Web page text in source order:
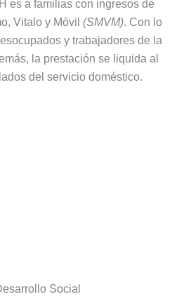
es a familias con ingresos de
Vitalo y Móvil (SMVM). Con lo
y trabajadores de la
la prestación se liquida al
del servicio doméstico.
Social